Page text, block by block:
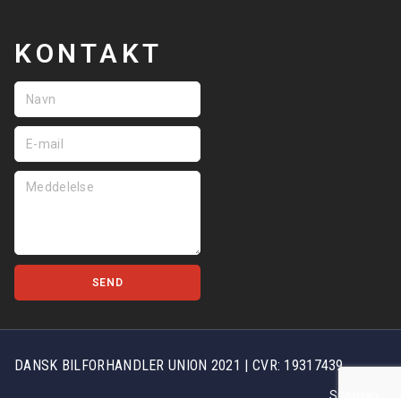
KONTAKT
SEND
DANSK BILFORHANDLER UNION 2021 | CVR: 19317439